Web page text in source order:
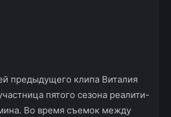
предыдущего клипа Виталия
пятого сезона реалити-
Во время съемок между